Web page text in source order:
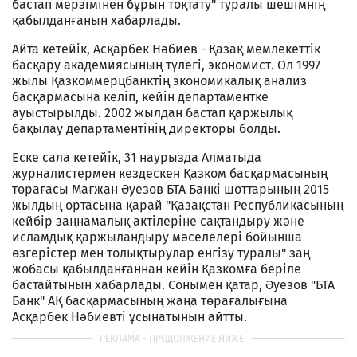
бастап мерзімінен бұрын тоқтату" туралы шешімнің
қабылданғанын хабарлады.
Айта кетейік, Асқарбек Нәбиев - Қазақ мемлекеттік
басқару академиясының түлегі, экономист. Ол 1997
жылы Қазкоммерцбанктің экономикалық анализ
басқармасына келіп, кейін департаментке
ауыстырылды. 2002 жылдан бастап қаржылық
бақылау департаментінің директоры болды.
Еске сала кетейік, 31 наурызда Алматыда
журналистермен кездескен Қазком басқармасының
төрағасы Мағжан Әуезов БТА Банкі шоттарының 2015
жылдың ортасына қарай "Қазақстан Республикасының
кейбір заңнамалық актілеріне сақтандыру және
исламдық қаржыландыру мәселелері бойынша
өзгерістер мен толықтырулар енгізу туралы" заң
жобасы қабылданғаннан кейін Қазкомға беріле
бастайтынын хабарлады. Сонымен қатар, Әуезов "БТА
Банк" АҚ басқармасының жаңа төрағалығына
Асқарбек Нәбиевті ұсынатынын айтты.